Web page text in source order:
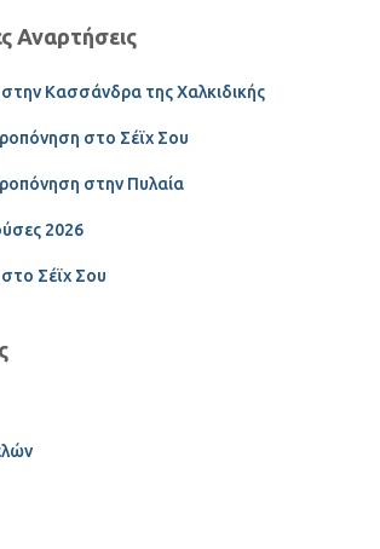
Αναρτήσεις
Κασσάνδρα της Χαλκιδικής
στο Σέϊχ Σου
στην Πυλαία
2026
Σέϊχ Σου